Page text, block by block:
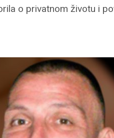
o privatnom životu i